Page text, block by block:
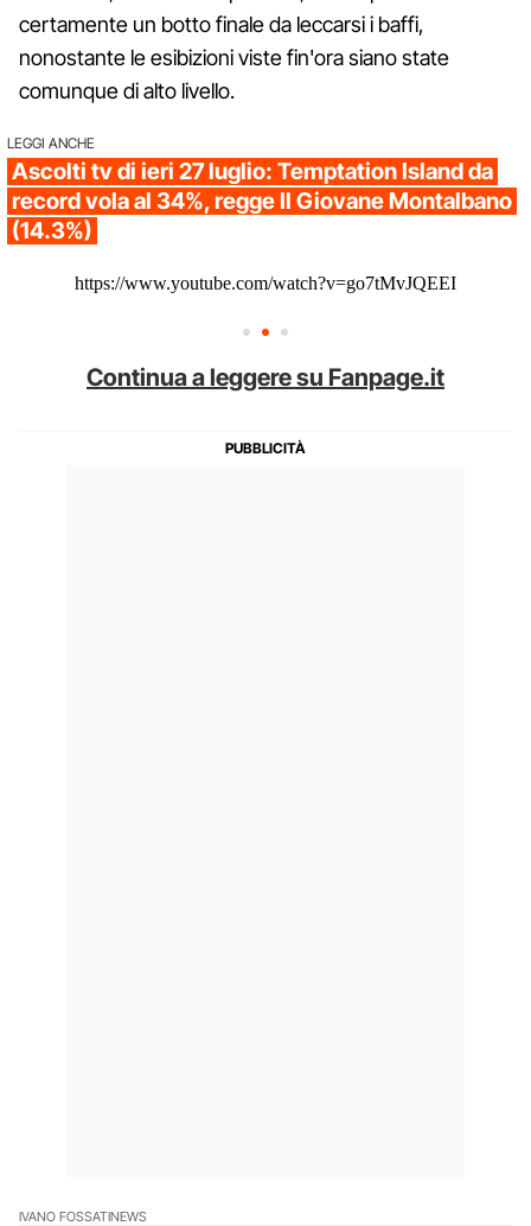
certamente un botto finale da leccarsi i baffi,
nonostante le esibizioni viste fin'ora siano state
comunque di alto livello.
LEGGI ANCHE
Ascolti tv di ieri 27 luglio: Temptation Island da
record vola al 34%, regge Il Giovane Montalbano
(14.3%)
https://www.youtube.com/watch?v=go7tMvJQEEI
Continua a leggere su Fanpage.it
IVANO FOSSATINEWS